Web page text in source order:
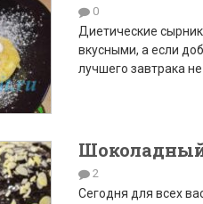
0
Диетические
вкусными, а если
лучшего завтрака
2
Сегодня для всех